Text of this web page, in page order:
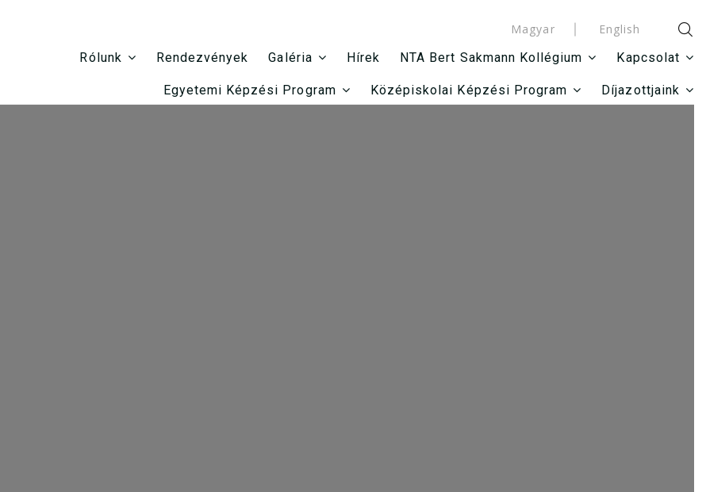
Magyar
English
Rólunk
Rendezvények Galéria Hírek NTA Bert Sakmann Kollégium Kapcsolat
Egyetemi Képzési Program Középiskolai Képzési Program Díjazottjaink